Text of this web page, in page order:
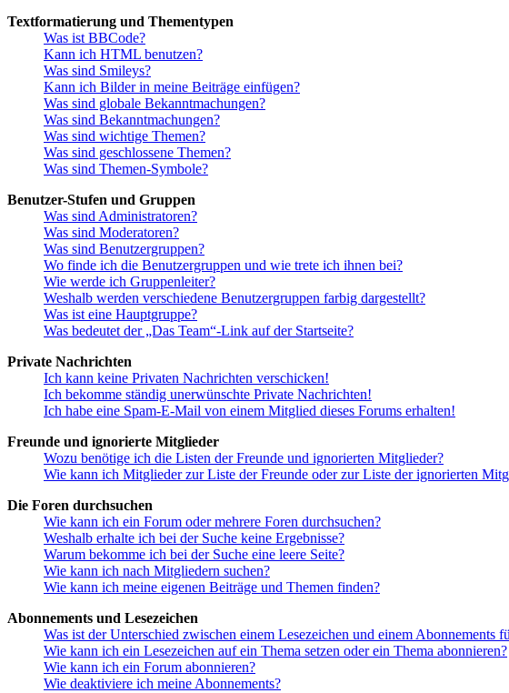
Textformatierung und Thementypen
Was ist BBCode?
Kann ich HTML benutzen?
Was sind Smileys?
Kann ich Bilder in meine Beiträge einfügen?
Was sind globale Bekanntmachungen?
Was sind Bekanntmachungen?
Was sind wichtige Themen?
Was sind geschlossene Themen?
Was sind Themen-Symbole?
Benutzer-Stufen und Gruppen
Was sind Administratoren?
Was sind Moderatoren?
Was sind Benutzergruppen?
Wo finde ich die Benutzergruppen und wie trete ich ihnen bei?
Wie werde ich Gruppenleiter?
Weshalb werden verschiedene Benutzergruppen farbig dargestellt?
Was ist eine Hauptgruppe?
Was bedeutet der „Das Team“-Link auf der Startseite?
Private Nachrichten
Ich kann keine Privaten Nachrichten verschicken!
Ich bekomme ständig unerwünschte Private Nachrichten!
Ich habe eine Spam-E-Mail von einem Mitglied dieses Forums erhalten!
Freunde und ignorierte Mitglieder
Wozu benötige ich die Listen der Freunde und ignorierten Mitglieder?
Wie kann ich Mitglieder zur Liste der Freunde oder zur Liste der ignorierten
Die Foren durchsuchen
Wie kann ich ein Forum oder mehrere Foren durchsuchen?
Weshalb erhalte ich bei der Suche keine Ergebnisse?
Warum bekomme ich bei der Suche eine leere Seite?
Wie kann ich nach Mitgliedern suchen?
Wie kann ich meine eigenen Beiträge und Themen finden?
Abonnements und Lesezeichen
Was ist der Unterschied zwischen einem Lesezeichen und einem Abonnements
Wie kann ich ein Lesezeichen auf ein Thema setzen oder ein Thema abonnieren?
Wie kann ich ein Forum abonnieren?
Wie deaktiviere ich meine Abonnements?